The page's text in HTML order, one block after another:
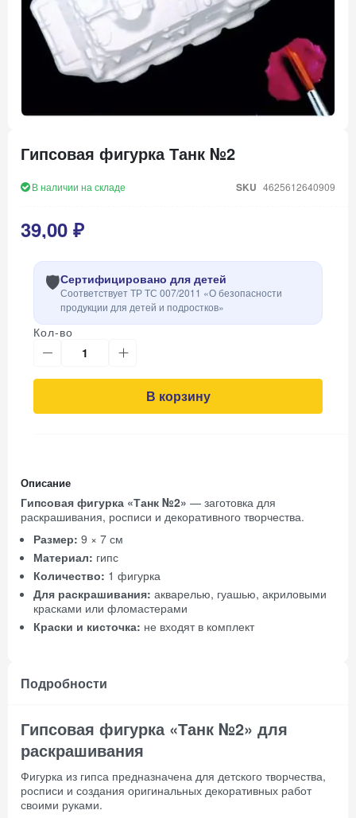
началу
галереи
Гипсовая фигурка Танк №2
В наличии на складе SKU 4625612640909
39,00 ₽
🛡️Сертифицировано для детей
Соответствует ТР ТС 007/2011 «О безопасности
продукции для детей и подростков»
Кол-во
В корзину
Описание
Гипсовая фигурка «Танк №2» — заготовка для
раскрашивания, росписи и декоративного творчества.
Размер: 9 × 7 см
Материал: гипс
Количество: 1 фигурка
Для раскрашивания: акварелью, гуашью, акриловыми
красками или фломастерами
Краски и кисточка: не входят в комплект
Подробности
Гипсовая фигурка «Танк №2» для
раскрашивания
Фигурка из гипса предназначена для детского творчества,
росписи и создания оригинальных декоративных работ
своими руками.